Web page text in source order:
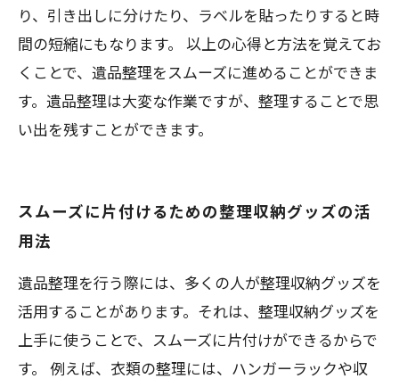
り、引き出しに分けたり、ラベルを貼ったりすると時
間の短縮にもなります。 以上の心得と方法を覚えてお
くことで、遺品整理をスムーズに進めることができま
す。遺品整理は大変な作業ですが、整理することで思
い出を残すことができます。
スムーズに片付けるための整理収納グッズの活
用法
遺品整理を行う際には、多くの人が整理収納グッズを
活用することがあります。それは、整理収納グッズを
上手に使うことで、スムーズに片付けができるからで
す。 例えば、衣類の整理には、ハンガーラックや収